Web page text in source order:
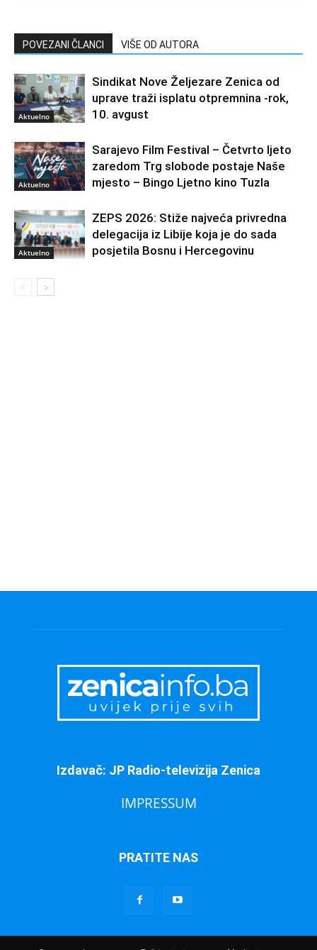
POVEZANI ČLANCI VIŠE OD AUTORA
Aktuelno
Sindikat Nove Željezare Zenica od
uprave traži isplatu otpremnina -rok,
10. avgust
Aktuelno
Sarajevo Film Festival – Četvrto ljeto
zaredom Trg slobode postaje Naše
mjesto – Bingo Ljetno kino Tuzla
Aktuelno
ZEPS 2026: Stiže najveća privredna
delegacija iz Libije koja je do sada
posjetila Bosnu i Hercegovinu
Izdavač: JP Radio-televizija Zenica
IMPRESSUM
PRATITE NAS